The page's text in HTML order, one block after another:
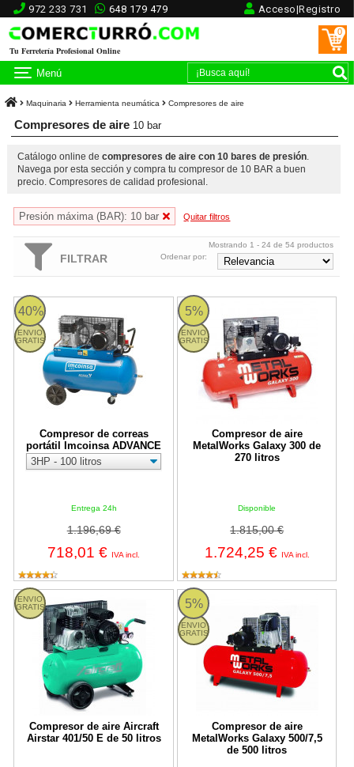
972 233 731 648 179 479 Acceso|Registro
Tu Ferretería Profesional Online
0
Menú
Maquinaria Herramienta neumática Compresores de aire
Compresores de aire 10 bar
Catálogo online de compresores de aire con 10 bares de presión.
Navega por esta sección y compra tu compresor de 10 BAR a buen
precio. Compresores de calidad profesional.
Presión máxima (BAR): 10 bar Quitar filtros
FILTRAR
Mostrando 1 - 24 de 54 productos
Ordenar por:
40%
ENVIO
GRATIS
Compresor de correas
portátil Imcoinsa ADVANCE
Entrega 24h
1.196,69 €
718,01 € IVA incl.
Compresor de correas portátil Imcoinsa ADVANCE
5%
ENVIO
GRATIS
Compresor de aire
MetalWorks Galaxy 300 de
270 litros
Disponible
1.815,00 €
1.724,25 € IVA incl.
Compresor de aire MetalWorks
ENVIO
GRATIS
Compresor de aire Aircraft
Airstar 401/50 E de 50 litros
Compresor de aire Aircraft Airstar 401/50 E de 50 litros
5%
ENVIO
GRATIS
Compresor de aire
MetalWorks Galaxy 500/7,5
de 500 litros
Compresor de aire MetalWorks